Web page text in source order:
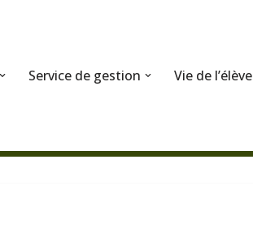
Service de gestion Vie de l’élève